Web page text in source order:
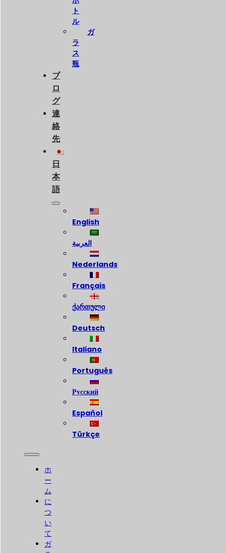
ト
ル
ガ
ラ
ス
瓶
ブ
ロ
グ
連
絡
先
日
本
語
English
العربية
Nederlands
Français
ქართული
Deutsch
Italiano
Português
Русский
Español
Türkçe
ホ
ー
ム
に
つ
い
て
ガ